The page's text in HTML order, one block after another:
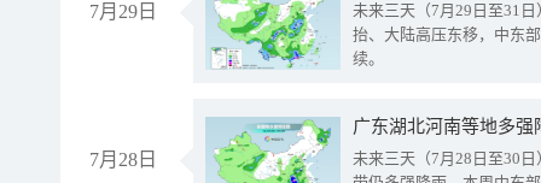
7月29日
未来三天（7月29日至31
抬、大陆高压东移，中东
续。
7月28日
广东湖北河南等地多
未来三天（7月28日至30